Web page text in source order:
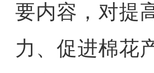
要内容，对提
力、促进棉花